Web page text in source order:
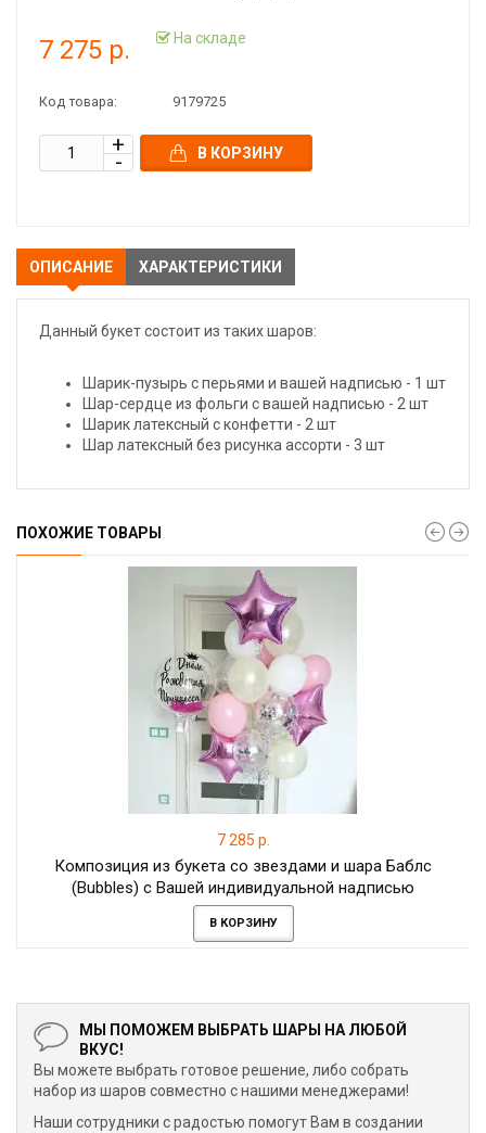
7 275 р. На складе
Код товара: 9179725
В КОРЗИНУ
ОПИСАНИЕ ХАРАКТЕРИСТИКИ
Данный букет состоит из таких шаров:
Шарик-пузырь с перьями и вашей надписью - 1 шт
Шар-сердце из фольги с вашей надписью - 2 шт
Шарик латексный с конфетти - 2 шт
Шар латексный без рисунка ассорти - 3 шт
ПОХОЖИЕ ТОВАРЫ
7 285 р.
Композиция из букета со звездами и шара Баблс
(Bubbles) с Вашей индивидуальной надписью
В КОРЗИНУ
МЫ ПОМОЖЕМ ВЫБРАТЬ ШАРЫ НА ЛЮБОЙ
ВКУС!
Вы можете выбрать готовое решение, либо собрать
набор из шаров совместно с нашими менеджерами!
Наши сотрудники с радостью помогут Вам в создании